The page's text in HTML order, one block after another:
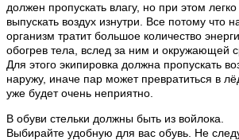
должен пропускать влагу, но при этом легко
выпускать воздух изнутри. Все потому что
организм тратит большое количество
обогрев тела, вслед за ним и окружающей
Для этого экипировка должна пропускать
наружу, иначе пар может превратиться в
уже будет очень неприятно.
В обуви стельки должны быть из войлока.
Выбирайте удобную для вас обувь. Не